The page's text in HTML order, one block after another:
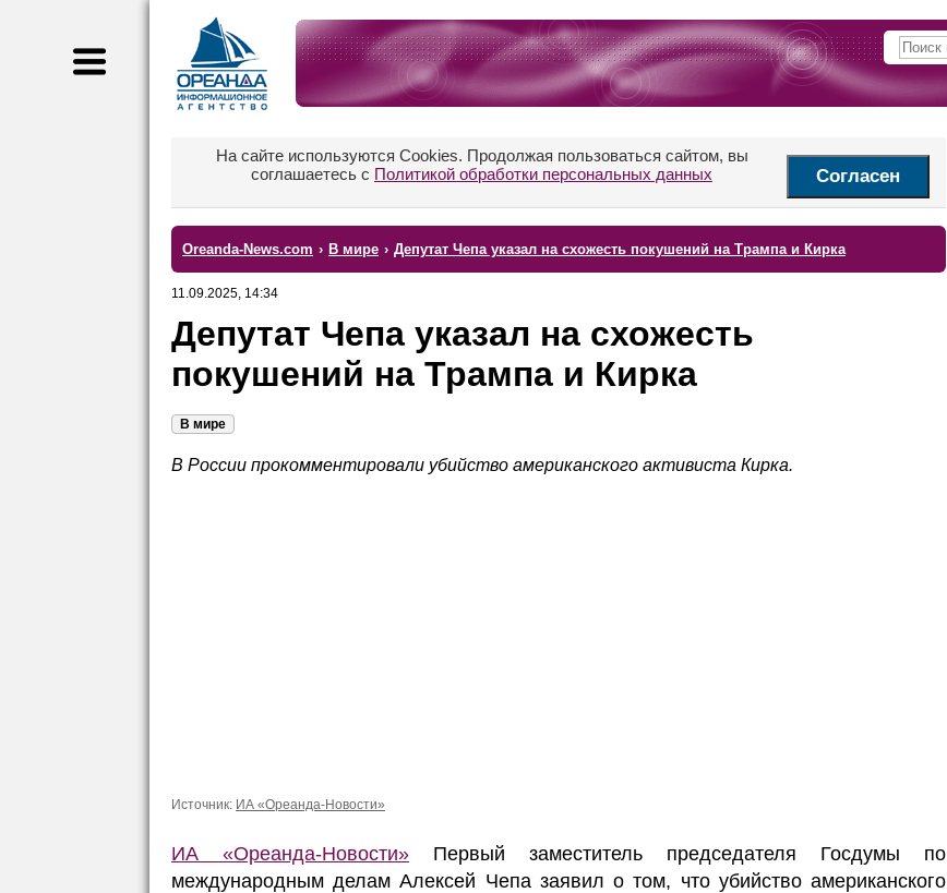
На сайте используются Cookies. Продолжая пользоваться сайтом, вы
соглашаетесь с Политикой обработки персональных данных Согласен
Oreanda-News.com › В мире › Депутат Чепа указал на схожесть покушений на Трампа и Кирка
11.09.2025, 14:34
Депутат Чепа указал на схожесть
покушений на Трампа и Кирка
В мире
В России прокомментировали убийство американского активиста Кирка.
Источник: ИА «Ореанда-Новости»
ИА «Ореанда-Новости» Первый заместитель председателя Госдумы по
международным делам Алексей Чепа заявил о том, что убийство американского